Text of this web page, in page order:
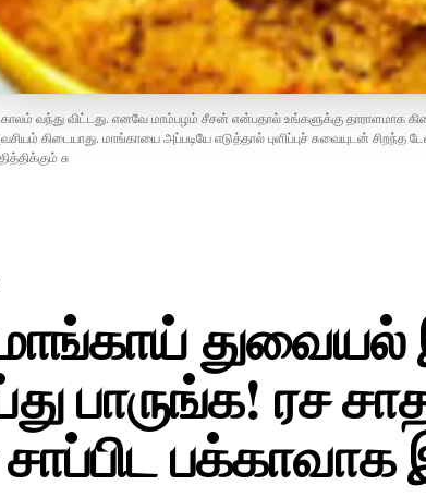
வந்து விட்டது. எனவே மாம்பழம் சீசன் என்பதால் உங்களுக்கு தாராளமாக
கிடையாது. மாங்காயை அப்படியே எடுத்தால் புளிப்புச் சுவையுடன்
சு
துவையல்
பாருங்க! ரச
பக்காவாக